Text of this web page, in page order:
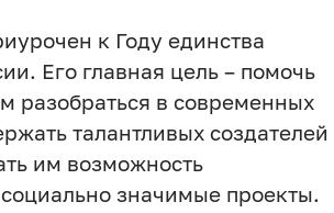
к Году единства
Его главная цель – помочь
разобраться в современных
талантливых создателей
им возможность
значимые проекты.